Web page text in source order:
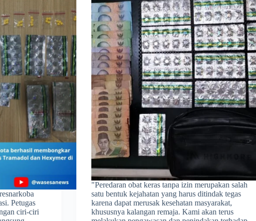
Petugas
ciri-ciri
​"Peredaran obat keras tanpa izin merupakan salah
satu bentuk kejahatan yang harus ditindak tegas
karena dapat merusak kesehatan masyarakat,
khususnya kalangan remaja. Kami akan terus